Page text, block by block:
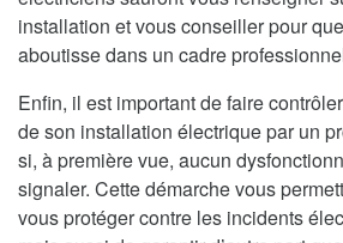
installation et vous conseiller pour
aboutisse dans un cadre
Enfin, il est important de faire
de son installation électrique par un
si, à première vue, aucun
signaler. Cette démarche vous
vous protéger contre les incidents